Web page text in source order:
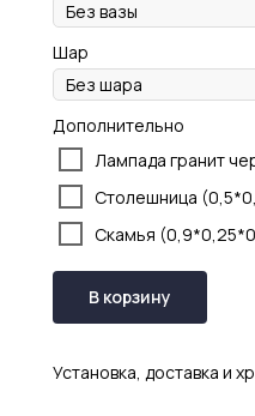
Шар
Дополнительно
Лампада гранит
Столешница
Скамья
В корзину
Установка, доставка и